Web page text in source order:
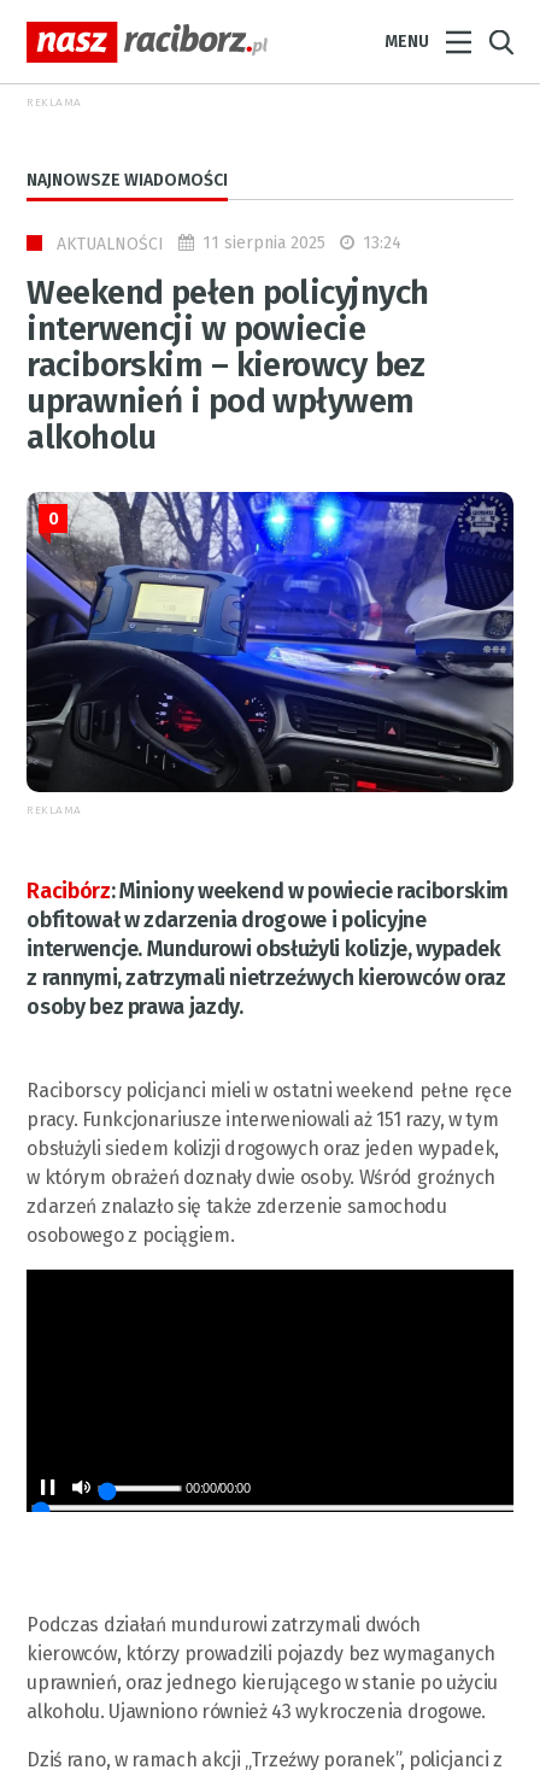
MENU
REKLAMA
NAJNOWSZE WIADOMOŚCI
AKTUALNOŚCI 11 sierpnia 2025 13:24
Weekend pełen policyjnych
interwencji w powiecie
raciborskim – kierowcy bez
uprawnień i pod wpływem
alkoholu
0
REKLAMA
Racibórz:Miniony weekend w powiecie raciborskim
obfitował w zdarzenia drogowe i policyjne
interwencje. Mundurowi obsłużyli kolizje, wypadek
z rannymi, zatrzymali nietrzeźwych kierowców oraz
osoby bez prawa jazdy.
Raciborscy policjanci mieli w ostatni weekend pełne ręce
pracy. Funkcjonariusze interweniowali aż 151 razy, w tym
obsłużyli siedem kolizji drogowych oraz jeden wypadek,
w którym obrażeń doznały dwie osoby. Wśród groźnych
zdarzeń znalazło się także zderzenie samochodu
osobowego z pociągiem.
00:00/00:00
Podczas działań mundurowi zatrzymali dwóch
kierowców, którzy prowadzili pojazdy bez wymaganych
uprawnień, oraz jednego kierującego w stanie po użyciu
alkoholu. Ujawniono również 43 wykroczenia drogowe.
Dziś rano, w ramach akcji „Trzeźwy poranek”, policjanci z